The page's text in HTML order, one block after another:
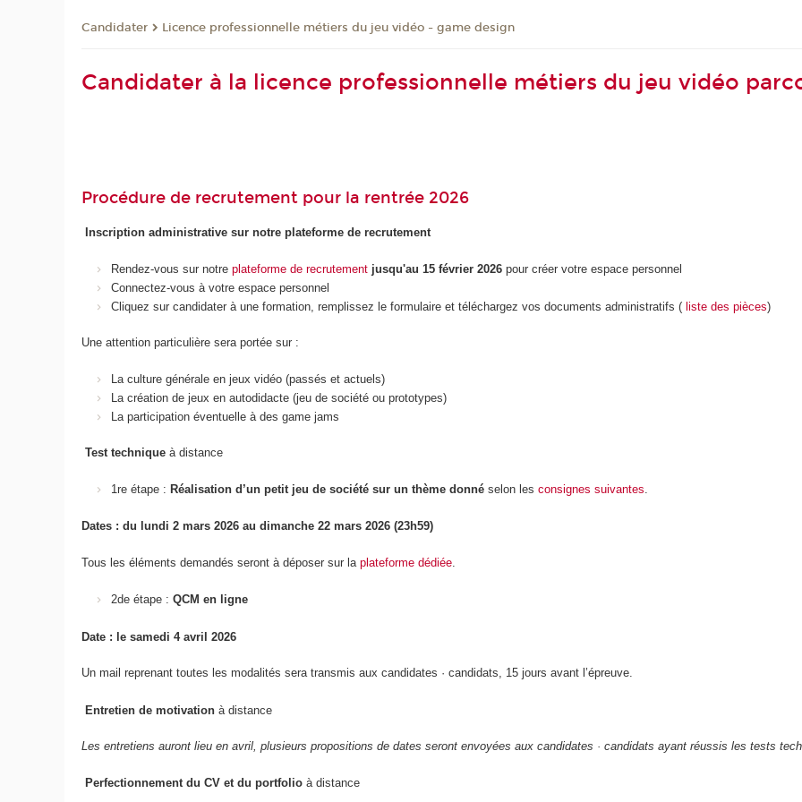
Candidater Licence professionnelle métiers du jeu vidéo - game design
Candidater à la licence professionnelle métiers du jeu vidéo
Procédure de recrutement pour la rentrée 2026
Inscription administrative sur notre plateforme de recrutement
Rendez-vous sur notre plateforme de recrutement jusqu'au 15 février 2026pour créer votre espace personnel
Connectez-vous à votre espace personnel
Cliquez sur candidater à une formation, remplissez le formulaire et téléchargez vos documents administratifs ( liste des pièces)
Une attention particulière sera portée sur :
La culture générale en jeux vidéo (passés et actuels)
La création de jeux en autodidacte (jeu de société ou prototypes)
La participation éventuelle à des game jams
Test technique à distance
1re étape : Réalisation d’un petit jeu de société sur un thème donné selon les consignes suivantes
Dates : du lundi 2 mars 2026 au dimanche 22 mars 2026 (23h59)
Tous les éléments demandés seront à déposer sur la plateforme dédiée
2de étape : QCM en ligne
Date : le samedi 4 avril 2026
Un mail reprenant toutes les modalités sera transmis aux candidates · candidats, 15 jours avant l’épreuve.
Entretien de motivationà distance
Les entretiens auront lieu en avril, plusieurs propositions de dates seront envoyées aux candidates · candidats ayant réussis les tests
Perfectionnement du CV et du portfolioà distance